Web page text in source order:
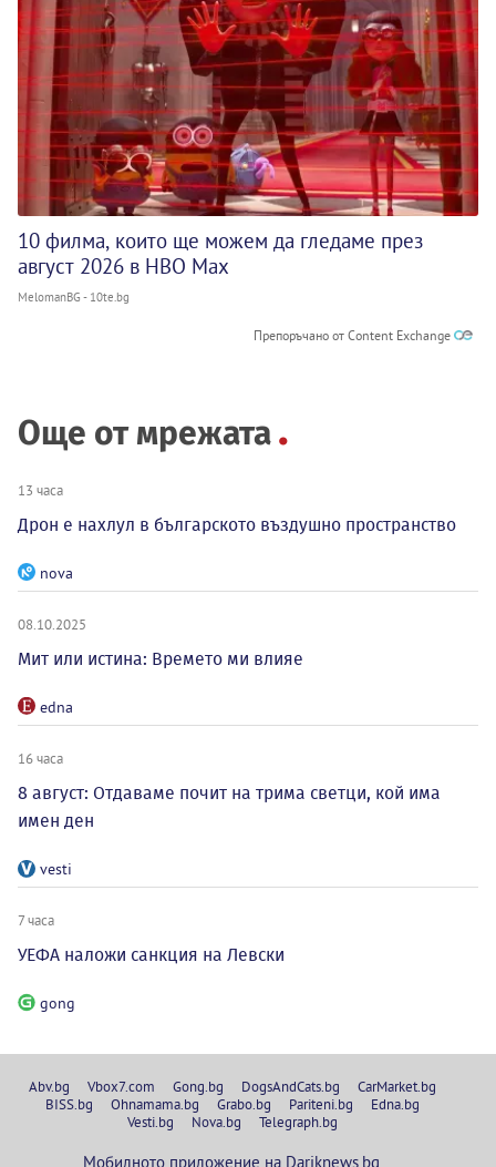
10 филма, които ще можем да гледаме през
август 2026 в HBO Max
MelomanBG - 10te.bg
Препоръчано от Content Exchange
Още от мрежата
13 часа
Дрон е нахлул в българското въздушно пространство
nova
08.10.2025
Мит или истина: Времето ми влияе
edna
16 часа
8 август: Отдаваме почит на трима светци, кой има
имен ден
vesti
7 часа
УЕФА наложи санкция на Левски
gong
Abv.bg Vbox7.com Gong.bg DogsAndCats.bg
CarMarket.bg
BISS.bg
Ohnamama.bg Grabo.bg Pariteni.bg
Edna.bg
Vesti.bg
Nova.bg Telegraph.bg
Мобилното приложение на Dariknews.bg